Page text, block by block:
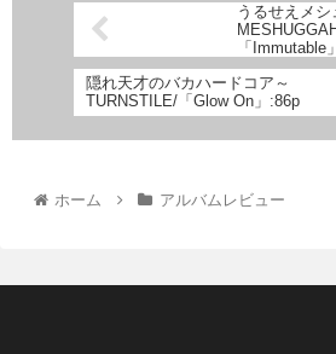
うるせえメシ
「Immutable
隠れ天才のバカハードコア～
TURNSTILE/「Glow On」:86p
ホーム アルバムレビュー